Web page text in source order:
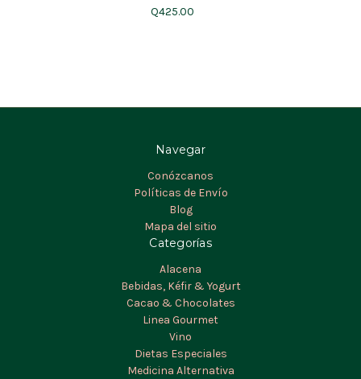
Q425.00
Navegar
Conózcanos
Políticas de Envío
Blog
Mapa del sitio
Categorías
Alacena
Bebidas, Kéfir & Yogurt
Cacao & Chocolates
Linea Gourmet
Vino
Dietas Especiales
Medicina Alternativa